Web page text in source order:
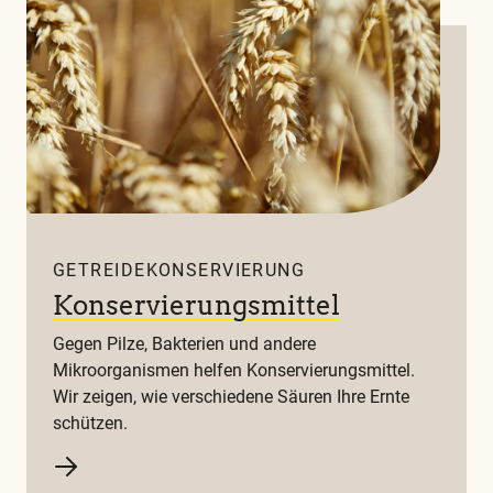
in
unserem
Glossar
GETREIDEKONSERVIERUNG
Konservierungsmittel
Gegen Pilze, Bakterien und andere
Mikroorganismen helfen Konservierungsmittel.
Wir zeigen, wie verschiedene Säuren Ihre Ernte
schützen.